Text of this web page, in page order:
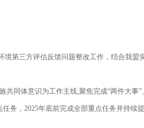
第三方评估反馈问题整改工作，结合我盟
体意识为工作主线,聚焦完成“两件大事”
2025年底前完成全部重点任务并持续